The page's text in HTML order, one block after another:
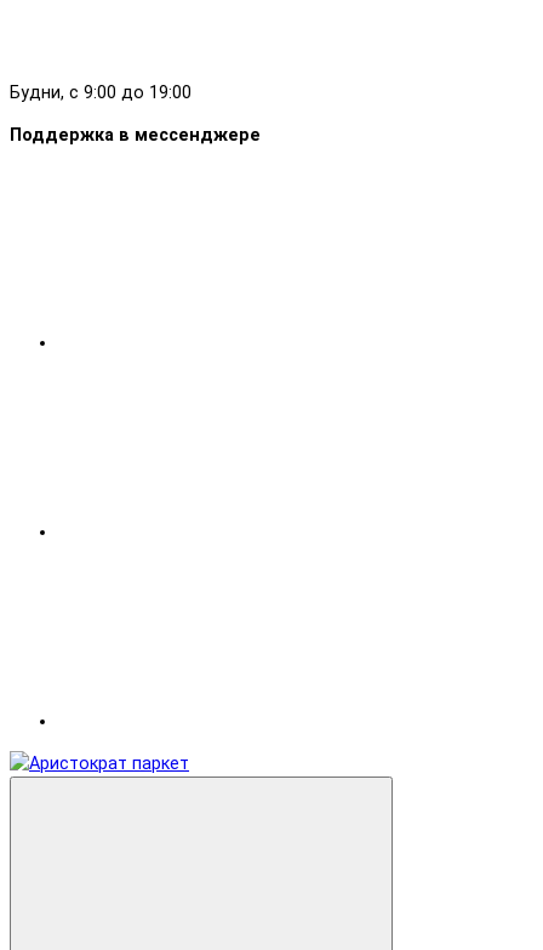
Будни, с 9:00 до 19:00
Поддержка в мессенджере